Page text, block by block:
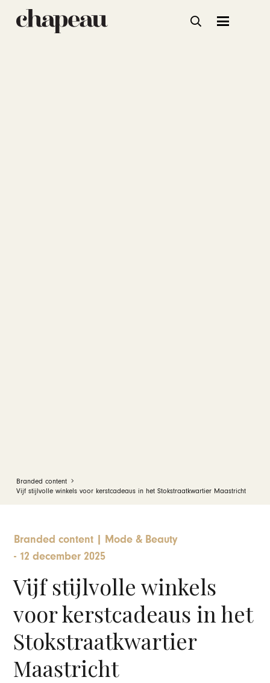
Branded content
Vijf stijlvolle winkels voor kerstcadeaus in het Stokstraatkwartier Maastricht
Branded content
Mode & Beauty
- 12 december 2025
Vijf stijlvolle winkels
voor kerstcadeaus in het
Stokstraatkwartier
Maastricht